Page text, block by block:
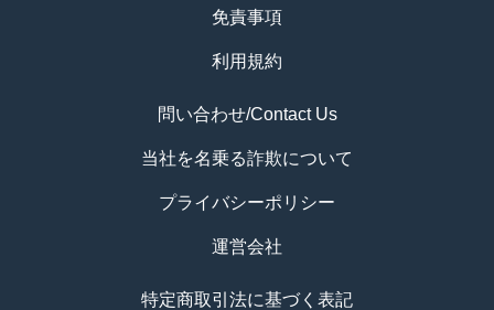
免責事項
利用規約
問い合わせ/Contact Us
当社を名乗る詐欺について
プライバシーポリシー
運営会社
特定商取引法に基づく表記